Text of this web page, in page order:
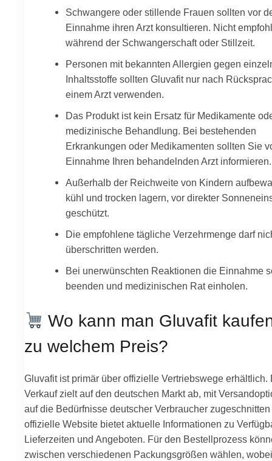
Schwangere oder stillende Frauen sollten vor
Einnahme ihren Arzt konsultieren. Nicht
während der Schwangerschaft oder Stillzeit.
Personen mit bekannten Allergien gegen
Inhaltsstoffe sollten Gluvafit nur nach
einem Arzt verwenden.
Das Produkt ist kein Ersatz für Medikamente
medizinische Behandlung. Bei bestehenden
Erkrankungen oder Medikamenten sollten Sie
Einnahme Ihren behandelnden Arzt informieren.
Außerhalb der Reichweite von Kindern
kühl und trocken lagern, vor direkter
geschützt.
Die empfohlene tägliche Verzehrmenge darf
überschritten werden.
Bei unerwünschten Reaktionen die Einnahme
beenden und medizinischen Rat einholen.
Wo kann man Gluvafit
zu welchem Preis?
Gluvafit ist primär über offizielle Vertriebswege erhältlich.
Verkauf zielt auf den deutschen Markt ab, mit
auf die Bedürfnisse deutscher Verbraucher
offizielle Website bietet aktuelle Informationen zu
Lieferzeiten und Angeboten. Für den Bestellprozess
zwischen verschiedenen Packungsgrößen wählen,